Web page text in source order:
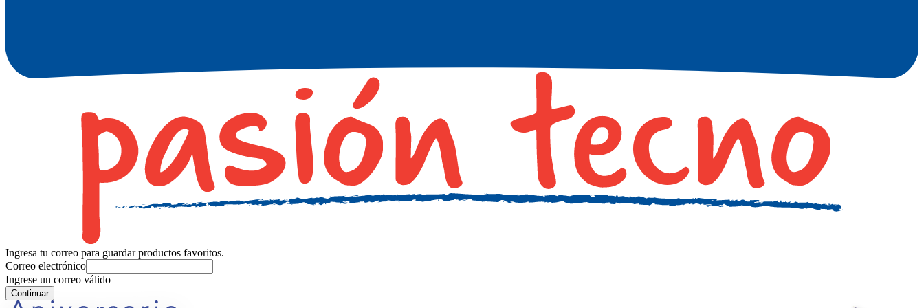
Ingresa tu correo para guardar productos favoritos.
Correo electrónico
Ingrese un correo válido
Continuar